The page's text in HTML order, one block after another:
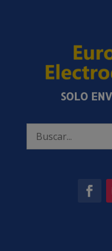
SOLO